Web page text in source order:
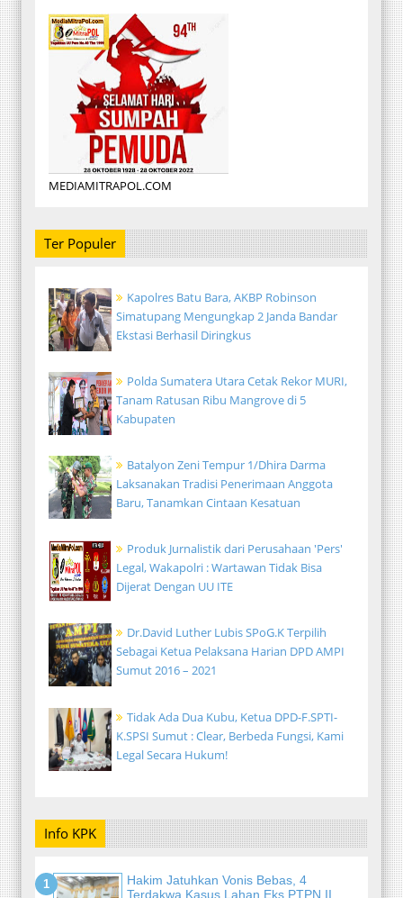
MEDIAMITRAPOL.COM
Ter Populer
Kapolres Batu Bara, AKBP Robinson
Simatupang Mengungkap 2 Janda Bandar
Ekstasi Berhasil Diringkus
Polda Sumatera Utara Cetak Rekor MURI,
Tanam Ratusan Ribu Mangrove di 5
Kabupaten
Batalyon Zeni Tempur 1/Dhira Darma
Laksanakan Tradisi Penerimaan Anggota
Baru, Tanamkan Cintaan Kesatuan
Produk Jurnalistik dari Perusahaan 'Pers'
Legal, Wakapolri : Wartawan Tidak Bisa
Dijerat Dengan UU ITE
Dr.David Luther Lubis SPoG.K Terpilih
Sebagai Ketua Pelaksana Harian DPD AMPI
Sumut 2016 – 2021
Tidak Ada Dua Kubu, Ketua DPD-F.SPTI-
K.SPSI Sumut : Clear, Berbeda Fungsi, Kami
Legal Secara Hukum!
Info KPK
Hakim Jatuhkan Vonis Bebas, 4
Terdakwa Kasus Lahan Eks PTPN II